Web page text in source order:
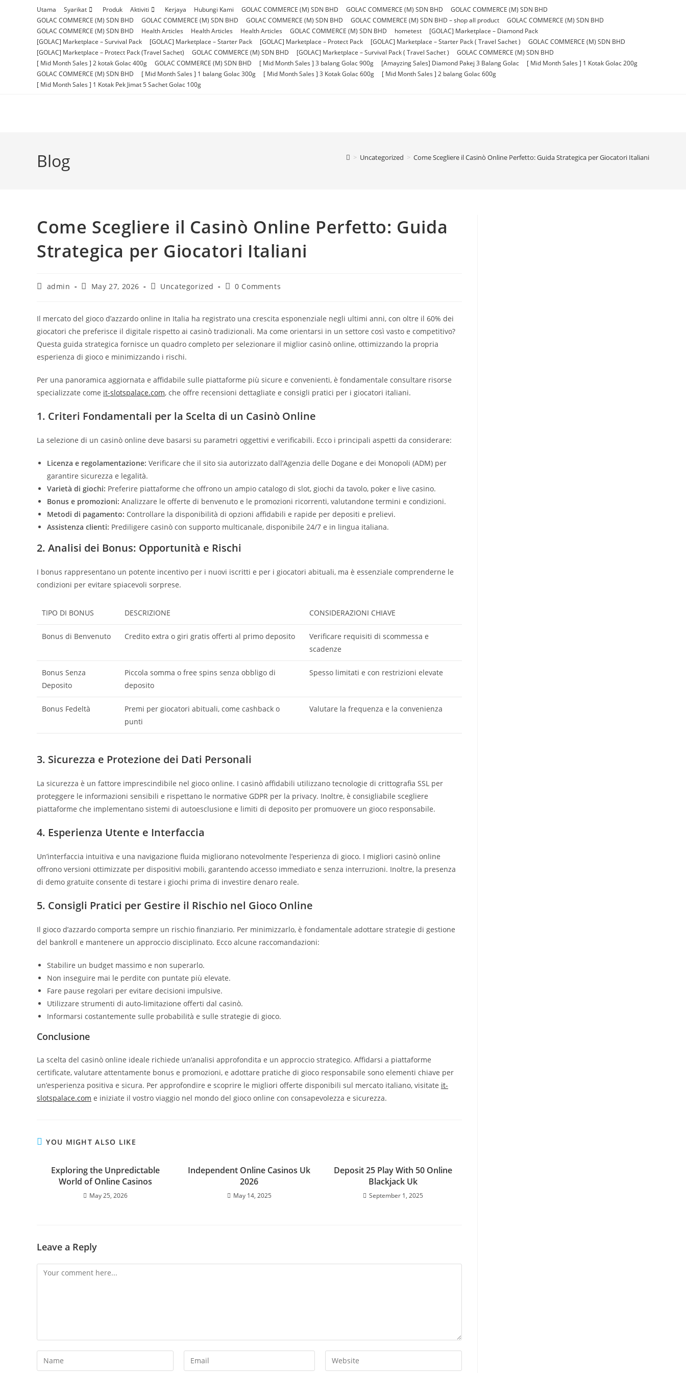
Utama Syarikat Produk Aktiviti Kerjaya Hubungi Kami GOLAC COMMERCE (M) SDN BHD GOLAC COMMERCE (M) SDN BHD
GOLAC COMMERCE (M) SDN BHD
GOLAC COMMERCE (M) SDN BHD
GOLAC COMMERCE (M) SDN BHD GOLAC COMMERCE (M) SDN BHD GOLAC COMMERCE (M) SDN BHD – shop all product
GOLAC COMMERCE (M) SDN BHD
GOLAC COMMERCE (M) SDN BHD
Health Articles Health Articles Health Articles GOLAC COMMERCE (M) SDN BHD hometest
[GOLAC] Marketplace – Diamond Pack
[GOLAC] Marketplace – Survival Pack
[GOLAC] Marketplace – Starter Pack [GOLAC] Marketplace – Protect Pack [GOLAC] Marketplace – Starter Pack ( Travel Sachet )
GOLAC COMMERCE (M) SDN BHD
[GOLAC] Marketplace – Protect Pack (Travel Sachet)
GOLAC COMMERCE (M) SDN BHD [GOLAC] Marketplace – Survival Pack ( Travel Sachet )
GOLAC COMMERCE (M) SDN BHD
[ Mid Month Sales ] 2 kotak Golac 400g
GOLAC COMMERCE (M) SDN BHD [ Mid Month Sales ] 3 balang Golac 900g [Amayzing Sales] Diamond Pakej 3 Balang Golac
[ Mid Month Sales ] 1 Kotak Golac 200g
GOLAC COMMERCE (M) SDN BHD
[ Mid Month Sales ] 1 balang Golac 300g [ Mid Month Sales ] 3 Kotak Golac 600g
[ Mid Month Sales ] 2 balang Golac 600g
[ Mid Month Sales ] 1 Kotak Pek Jimat 5 Sachet Golac 100g
Blog > Uncategorized > Come Scegliere il Casinò Online Perfetto: Guida Strategica per Giocatori Italiani
Come Scegliere il Casinò Online Perfetto: Guida
Strategica per Giocatori Italiani
Postadmin
PostMay 27, 2026
PostUncategorized
Post0 Comments
Il mercato del gioco d’azzardo online in Italia ha registrato una crescita esponenziale negli ultimi anni, con oltre il 60% dei
giocatori che preferisce il digitale rispetto ai casinò tradizionali. Ma come orientarsi in un settore così vasto e competitivo?
Questa guida strategica fornisce un quadro completo per selezionare il miglior casinò online, ottimizzando la propria
esperienza di gioco e minimizzando i rischi.
Per una panoramica aggiornata e affidabile sulle piattaforme più sicure e convenienti, è fondamentale consultare risorse
specializzate come it-slotspalace.com, che offre recensioni dettagliate e consigli pratici per i giocatori italiani.
1. Criteri Fondamentali per la Scelta di un Casinò Online
La selezione di un casinò online deve basarsi su parametri oggettivi e verificabili. Ecco i principali aspetti da considerare:
Licenza e regolamentazione: Verificare che il sito sia autorizzato dall’Agenzia delle Dogane e dei Monopoli (ADM) per
garantire sicurezza e legalità.
Varietà di giochi: Preferire piattaforme che offrono un ampio catalogo di slot, giochi da tavolo, poker e live casino.
Bonus e promozioni: Analizzare le offerte di benvenuto e le promozioni ricorrenti, valutandone termini e condizioni.
Metodi di pagamento: Controllare la disponibilità di opzioni affidabili e rapide per depositi e prelievi.
Assistenza clienti: Prediligere casinò con supporto multicanale, disponibile 24/7 e in lingua italiana.
2. Analisi dei Bonus: Opportunità e Rischi
I bonus rappresentano un potente incentivo per i nuovi iscritti e per i giocatori abituali, ma è essenziale comprenderne le
condizioni per evitare spiacevoli sorprese.
TIPO DI BONUS DESCRIZIONE CONSIDERAZIONI CHIAVE
Bonus di Benvenuto Credito extra o giri gratis offerti al primo deposito
Verificare requisiti di scommessa e
scadenze
Bonus Senza
Deposito
Piccola somma o free spins senza obbligo di
deposito
Spesso limitati e con restrizioni elevate
Bonus Fedeltà
Premi per giocatori abituali, come cashback o
punti
Valutare la frequenza e la convenienza
3. Sicurezza e Protezione dei Dati Personali
La sicurezza è un fattore imprescindibile nel gioco online. I casinò affidabili utilizzano tecnologie di crittografia SSL per
proteggere le informazioni sensibili e rispettano le normative GDPR per la privacy. Inoltre, è consigliabile scegliere
piattaforme che implementano sistemi di autoesclusione e limiti di deposito per promuovere un gioco responsabile.
4. Esperienza Utente e Interfaccia
Un’interfaccia intuitiva e una navigazione fluida migliorano notevolmente l’esperienza di gioco. I migliori casinò online
offrono versioni ottimizzate per dispositivi mobili, garantendo accesso immediato e senza interruzioni. Inoltre, la presenza
di demo gratuite consente di testare i giochi prima di investire denaro reale.
5. Consigli Pratici per Gestire il Rischio nel Gioco Online
Il gioco d’azzardo comporta sempre un rischio finanziario. Per minimizzarlo, è fondamentale adottare strategie di gestione
del bankroll e mantenere un approccio disciplinato. Ecco alcune raccomandazioni:
Stabilire un budget massimo e non superarlo.
Non inseguire mai le perdite con puntate più elevate.
Fare pause regolari per evitare decisioni impulsive.
Utilizzare strumenti di auto-limitazione offerti dal casinò.
Informarsi costantemente sulle probabilità e sulle strategie di gioco.
Conclusione
La scelta del casinò online ideale richiede un’analisi approfondita e un approccio strategico. Affidarsi a piattaforme
certificate, valutare attentamente bonus e promozioni, e adottare pratiche di gioco responsabile sono elementi chiave per
un’esperienza positiva e sicura. Per approfondire e scoprire le migliori offerte disponibili sul mercato italiano, visitate it-
slotspalace.com e iniziate il vostro viaggio nel mondo del gioco online con consapevolezza e sicurezza.
YOU MIGHT ALSO LIKE
Exploring the Unpredictable
World of Online Casinos
May 25, 2026
Independent Online Casinos Uk
2026
May 14, 2025
Deposit 25 Play With 50 Online
Blackjack Uk
September 1, 2025
Leave a Reply
Comment
Enter
your
Enter
your
Enter
your